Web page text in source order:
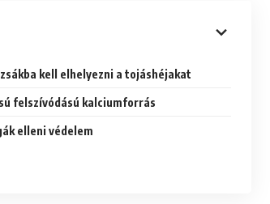
kell elhelyezni a tojáshéjakat
felszívódású kalciumforrás
elleni védelem